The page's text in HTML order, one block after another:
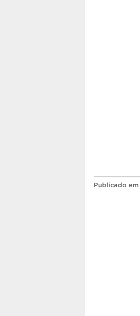
Publicado em